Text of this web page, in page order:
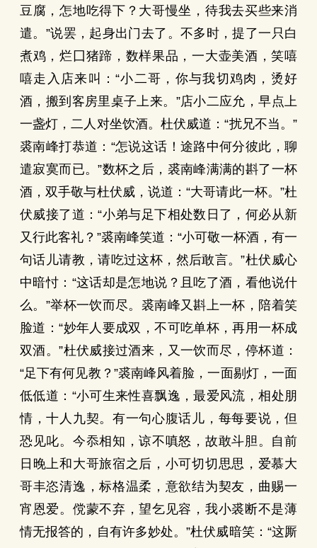
豆腐，怎地吃得下？大哥慢坐，待我去买些来消
遣。”说罢，起身出门去了。不多时，提了一只白
煮鸡，烂囗猪蹄，数样果品，一大壶美酒，笑嘻
嘻走入店来叫：“小二哥，你与我切鸡肉，烫好
酒，搬到客房里桌子上来。”店小二应允，早点上
一盏灯，二人对坐饮酒。杜伏威道：“扰兄不当。”
裘南峰打恭道：“怎说这话！途路中何分彼此，聊
遣寂寞而已。”数杯之后，裘南峰满满的斟了一杯
酒，双手敬与杜伏威，说道：“大哥请此一杯。”杜
伏威接了道：“小弟与足下相处数日了，何必从新
又行此客礼？”裘南峰笑道：“小可敬一杯酒，有一
句话儿请教，请吃过这杯，然后敢言。”杜伏威心
中暗忖：“这话却是怎地说？且吃了酒，看他说什
么。”举杯一饮而尽。裘南峰又斟上一杯，陪着笑
脸道：“妙年人要成双，不可吃单杯，再用一杯成
双酒。”杜伏威接过酒来，又一饮而尽，停杯道：
“足下有何见教？”裘南峰风着脸，一面剔灯，一面
低低道：“小可生来性喜飘逸，最爱风流，相处朋
情，十人九契。有一句心腹话儿，每每要说，但
恐见叱。今忝相知，谅不嗔怒，故敢斗胆。自前
日晚上和大哥旅宿之后，小可切切思思，爱慕大
哥丰恣清逸，标格温柔，意欲结为契友，曲赐一
宵恩爱。傥蒙不弃，望乞见容，我小裘断不是薄
情无报答的，自有许多妙处。”杜伏威暗笑：“这厮